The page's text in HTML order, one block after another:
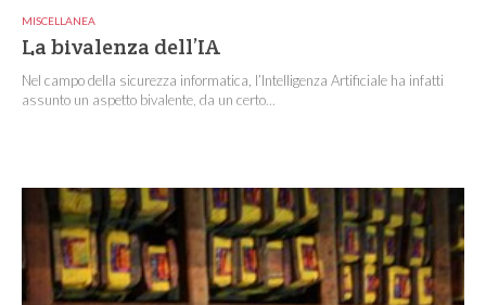
MISCELLANEA
La bivalenza dell’IA
Nel campo della sicurezza informatica, l’Intelligenza Artificiale ha infatti
assunto un aspetto bivalente, da un certo...